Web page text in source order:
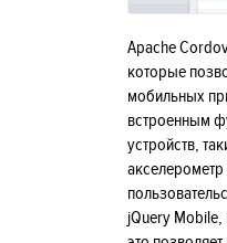
Apache
которые
мобильных
встроенным
устройств,
jQuery Mobile,